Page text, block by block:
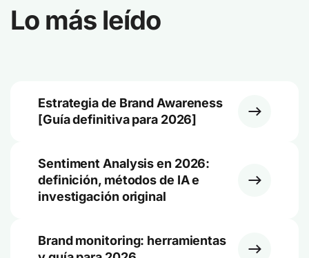
Lo más leído
Estrategia de Brand Awareness
[Guía definitiva para 2026]
Sentiment Analysis en 2026:
definición, métodos de IA e
investigación original
Brand monitoring: herramientas